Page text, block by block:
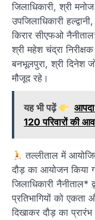
जिलाधिकारी, श्री
उपजिलाधिकारी
किरार सीएफओ नैनीताल*
श्री महेश चंद्रा
बनभूलपुरा, श्री दिनेश
मौजूद रहे।
यह भी पढ़ें
120 परिवारों की
तल्लीताल में
दौड़ का आयोजन किया
जिलाधिकारी नैनीताल*
प्रतिभागियों को
दिखाकर दौड़ का